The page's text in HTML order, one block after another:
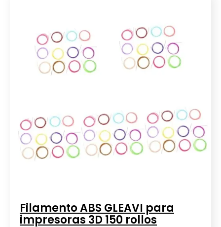
Filamento ABS GLEAVI para
impresoras 3D 150 rollos